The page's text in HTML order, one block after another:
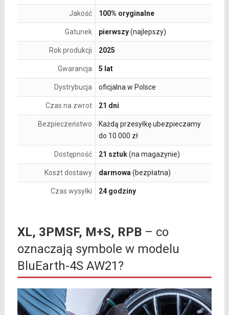
Jakość 100% oryginalne
Gatunek pierwszy(najlepszy)
Rok produkcji 2025
Gwarancja 5 lat
Dystrybucja oficjalna w Polsce
Czas na zwrot 21 dni
Bezpieczeństwo
Każdą przesyłkę ubezpieczamy
do 10 000 zł
Dostępność 21 sztuk(na magazynie)
Koszt dostawy darmowa (bezpłatna)
Czas wysyłki 24 godziny
XL, 3PMSF, M+S, RPB– co
oznaczają symbole w modelu
BluEarth-4S AW21?